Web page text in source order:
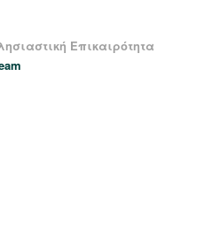
Επικαιρότητα